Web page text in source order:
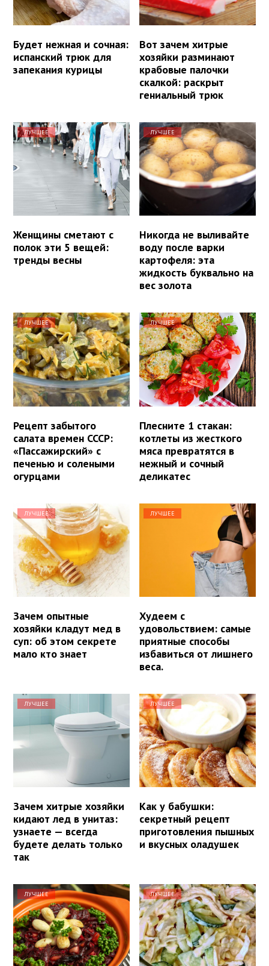
Будет нежная и сочная:
испанский трюк для
запекания курицы
Вот зачем хитрые
хозяйки разминают
крабовые палочки
скалкой: раскрыт
гениальный трюк
ЛУЧШЕЕ
Женщины сметают с
полок эти 5 вещей:
тренды весны
ЛУЧШЕЕ
Никогда не выливайте
воду после варки
картофеля: эта
жидкость буквально на
вес золота
ЛУЧШЕЕ
Рецепт забытого
салата времен СССР:
«Пассажирский» с
печенью и солеными
огурцами
ЛУЧШЕЕ
Плесните 1 стакан:
котлеты из жесткого
мяса превратятся в
нежный и сочный
деликатес
ЛУЧШЕЕ
Зачем опытные
хозяйки кладут мед в
суп: об этом секрете
мало кто знает
ЛУЧШЕЕ
Худеем с
удовольствием: самые
приятные способы
избавиться от лишнего
веса.
ЛУЧШЕЕ
Зачем хитрые хозяйки
кидают лед в унитаз:
узнаете — всегда
будете делать только
так
ЛУЧШЕЕ
Как у бабушки:
секретный рецепт
приготовления пышных
и вкусных оладушек
ЛУЧШЕЕ ЛУЧШЕЕ